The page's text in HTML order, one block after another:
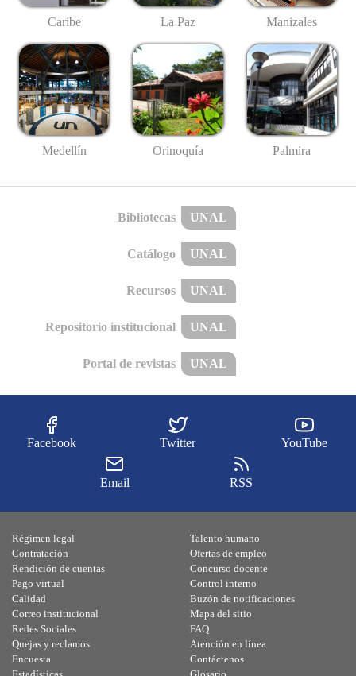
Caribe La Paz Manizales
Medellín Orinoquía Palmira
Bibliotecas UNAL
Catálogo UNAL
Recursos UNAL
Repositorio institucional UNAL
Portal de revistas UNAL
Facebook Twitter YouTube
Email RSS
Régimen legal
Contratación
Rendición de cuentas
Pago virtual
Calidad
Talento humano
Ofertas de empleo
Concurso docente
Control interno
Buzón de notificaciones
Correo institucional
Redes Sociales
Quejas y reclamos
Encuesta
Mapa del sitio
FAQ
Atención en línea
Contáctenos